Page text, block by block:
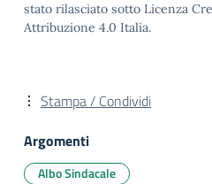
stato rilasciato sotto Licenza
Attribuzione 4.0 Italia.
Stampa / Condividi
Argomenti
Albo Sindacale